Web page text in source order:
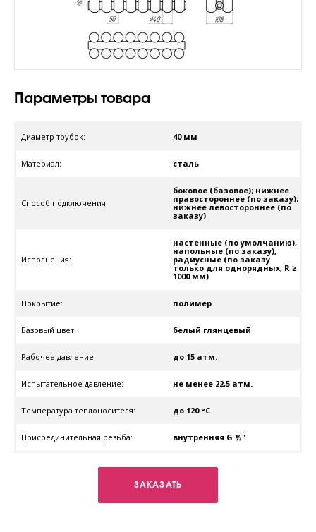
Параметры товара
Диаметр трубок: 40 мм
Материал: сталь
Способ подключения:
боковое (базовое); нижнее
правостороннее (по заказу);
нижнее левостороннее (по
заказу)
Исполнения:
настенные (по умолчанию),
напольные (по заказу),
радиусные (по заказу
только для однорядных, R ≥
1000 мм)
Покрытие: полимер
Базовый цвет: белый глянцевый
Рабочее давление: до 15 атм.
Испытательное давление: не менее 22,5 атм.
Температура теплоносителя: до 120 °C
Присоединительная резьба: внутренняя G ½"
ЗАКАЗАТЬ